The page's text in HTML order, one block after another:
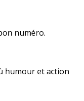
numéro.
humour et action